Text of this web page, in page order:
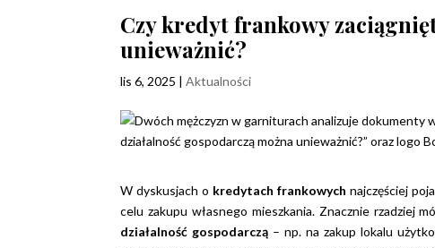
Czy kredyt frankowy
unieważnić?
lis 6, 2025 |Aktualności
W dyskusjach o kredytach frankowych najczęściej
celu zakupu własnego mieszkania. Znacznie rzadziej
działalność gospodarczą – np. na zakup lokalu